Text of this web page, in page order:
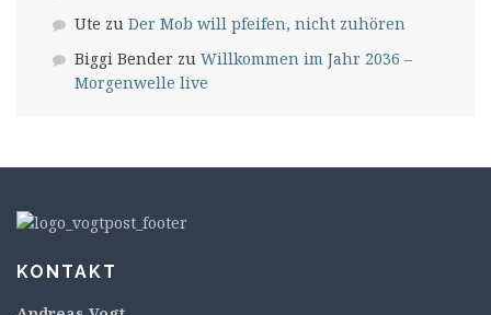
Ute zu Der Mob will pfeifen, nicht zuhören
Biggi Bender zu Willkommen im Jahr 2036 –
Morgenwelle live
KONTAKT